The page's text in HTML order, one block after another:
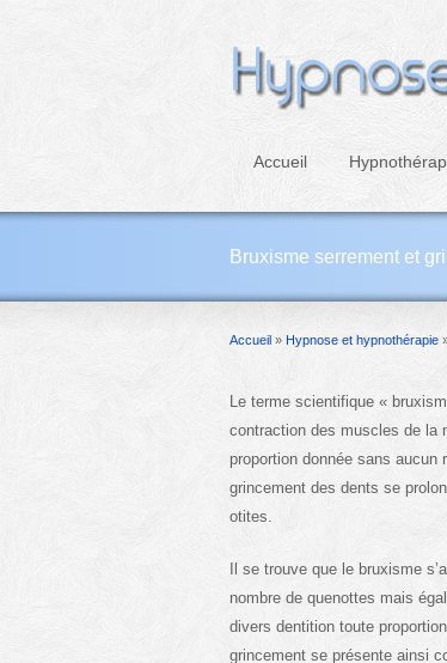
Accueil
Bruxisme serrement et
Accueil » Hypnose et hypnothérapie
Le terme scientifique «
contraction des muscles de la
proportion donnée sans
grincement des dents se
otites.
Il se trouve que le bruxisme
nombre de quenottes mais
divers dentition toute
grincement se présente ainsi